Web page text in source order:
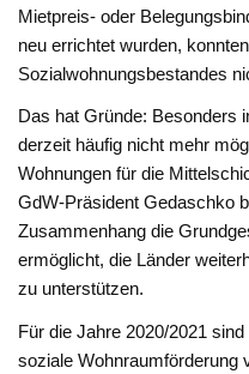
Mietpreis- oder
neu errichtet wurden,
Sozialwohnungsbestandes
Das hat Gründe: Besonders
derzeit häufig nicht mehr
Wohnungen für die
GdW-Präsident Gedaschko
Zusammenhang die
ermöglicht, die Länder
zu unterstützen.
Für die Jahre 2020/2021
soziale Wohnraumförderung